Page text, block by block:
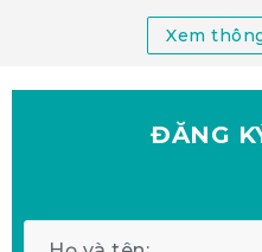
Xem
ĐĂNG